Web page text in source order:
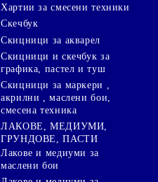
Хартии за смесени техники
Скечбук
Скицници за акварел
Скицници и скечбук за
графика, пастел и туш
Скицници за маркери ,
акрилни , маслени бои,
смесена техника
ЛАКОВЕ, МЕДИУМИ,
ГРУНДОВЕ, ПАСТИ
Лакове и медиуми за
маслени бои